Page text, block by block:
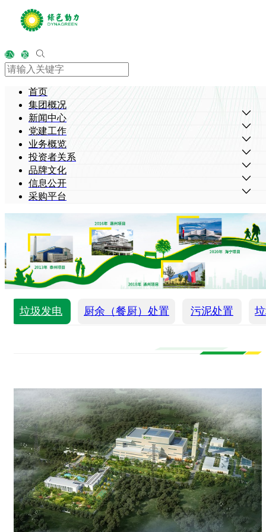
EN 繁
首页
集团概况
新闻中心
党建工作
业务概览
投资者关系
品牌文化
信息公开
采购平台
垃圾发电 厨余（餐厨）处置 污泥处置